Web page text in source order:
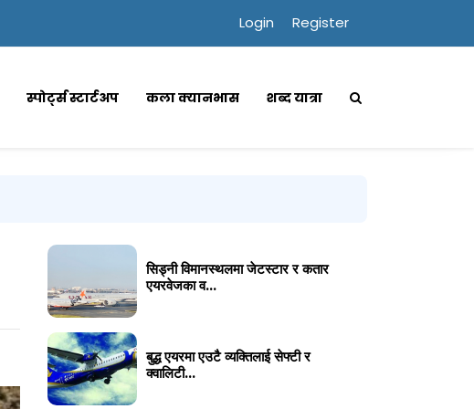
Login Register
स्पोर्ट्स स्टार्टअप कला क्यानभास शब्द यात्रा
सिड्नी विमानस्थलमा जेटस्टार र कतार
एयरवेजका व...
बुद्ध एयरमा एउटै व्यक्तिलाई सेफ्टी र
क्वालिटी...